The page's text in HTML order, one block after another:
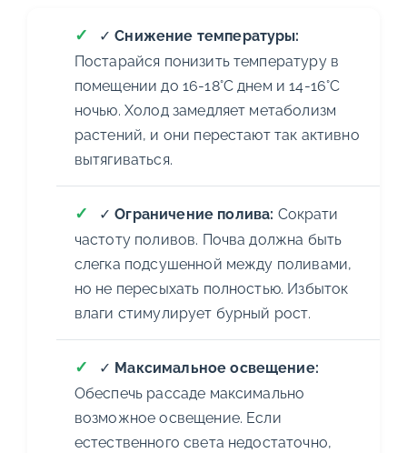
✓Снижение температуры:
Постарайся понизить температуру в
помещении до 16-18°C днем и 14-16°C
ночью. Холод замедляет метаболизм
растений, и они перестают так активно
вытягиваться.
✓Ограничение полива: Сократи
частоту поливов. Почва должна быть
слегка подсушенной между поливами,
но не пересыхать полностью. Избыток
влаги стимулирует бурный рост.
✓ Максимальное освещение:
Обеспечь рассаде максимально
возможное освещение. Если
естественного света недостаточно,